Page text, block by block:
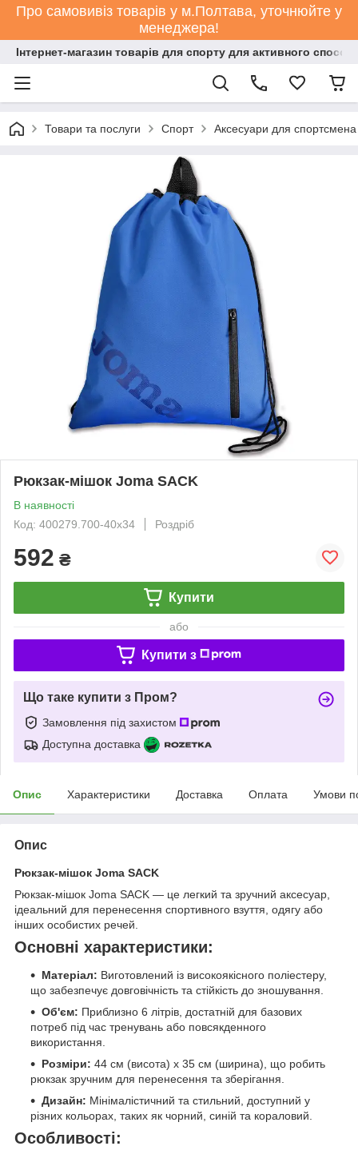
Про самовивіз товарів у м.Полтава, уточнюйте у
менеджера!
Інтернет-магазин товарів для спорту для активного
Товари та послуги Спорт Аксесуари для спортсмена
Рюкзак-мішок Joma SACK
В наявності
Код: 400279.700-40х34
Роздріб
592 ₴
Купити
або
Купити з
Що таке купити з Пром?
Замовлення під захистом
Доступна доставка
Опис Характеристики Доставка Оплата Умови
Опис
Рюкзак-мішок Joma SACK
Рюкзак-мішок Joma SACK — це легкий та зручний аксесуар,
ідеальний для перенесення спортивного взуття, одягу або
інших особистих речей.
Основні характеристики:
Матеріал: Виготовлений із високоякісного поліестеру,
що забезпечує довговічність та стійкість до зношування.
Об'єм: Приблизно 6 літрів, достатній для базових
потреб під час тренувань або повсякденного
використання.
Розміри: 44 см (висота) x 35 см (ширина), що робить
рюкзак зручним для перенесення та зберігання.
Дизайн: Мінімалістичний та стильний, доступний у
різних кольорах, таких як чорний, синій та кораловий.
Особливості: